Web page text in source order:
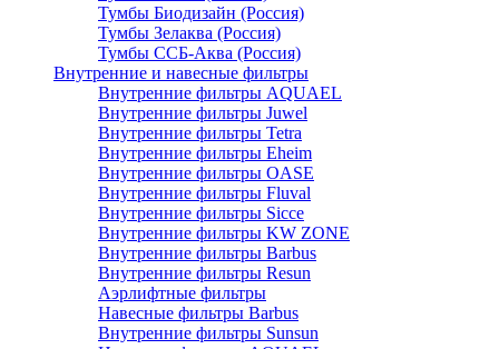
Тумбы Биодизайн (Россия)
Тумбы Зелаква (Россия)
Тумбы ССБ-Аква (Россия)
Внутренние и навесные фильтры
Внутренние фильтры AQUAEL
Внутренние фильтры Juwel
Внутренние фильтры Tetra
Внутренние фильтры Eheim
Внутренние фильтры OASE
Внутренние фильтры Fluval
Внутренние фильтры Sicce
Внутренние фильтры KW ZONE
Внутренние фильтры Barbus
Внутренние фильтры Resun
Аэрлифтные фильтры
Навесные фильтры Barbus
Внутренние фильтры Sunsun